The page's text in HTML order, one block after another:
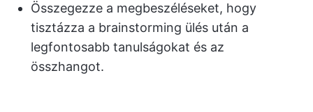
Összegezze a megbeszéléseket, hogy
tisztázza a brainstorming ülés után a
legfontosabb tanulságokat és az
összhangot.